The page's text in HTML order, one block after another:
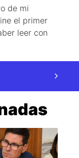
de mi
el primer
leer con